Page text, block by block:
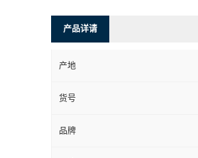
产品详请
产地
货号
品牌